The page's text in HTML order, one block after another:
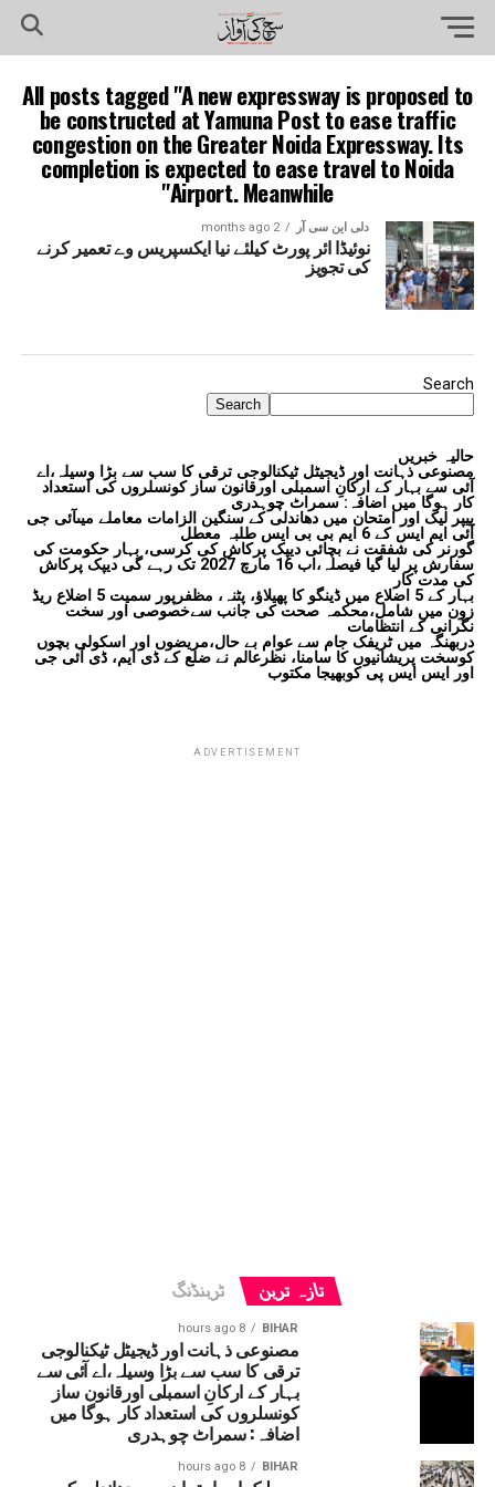
All posts tagged "A new expressway is proposed to
be constructed at Yamuna Post to ease traffic
congestion on the Greater Noida Expressway. Its
completion is expected to ease travel to Noida
Airport. Meanwhile"
دلی این سی آر 2 months ago
نوئیڈا ائر پورٹ کیلئے نیا ایکسپریس وے تعمیر کرنے
کی تجویز
Search
Search
حالیہ خبریں
مصنوعی ذہانت اور ڈیجیٹل ٹیکنالوجی ترقی کا سب سے بڑا وسیلہ،اے
آئی سے بہار کے ارکانِ اسمبلی اورقانون ساز کونسلروں کی استعداد
کار ہوگا میں اضافہ: سمراٹ چوہدری
پیپر لیک اور امتحان میں دھاندلی کے سنگین الزامات معاملے میںآئی جی
آئی ایم ایس کے 6 ایم بی بی ایس طلبہ معطل
گورنر کی شفقت نے بچائی دیپک پرکاش کی کرسی، بہار حکومت کی
سفارش پر لیا گیا فیصلہ،اب 16 مارچ 2027 تک رہے گی دیپک پرکاش
کی مدت کار
بہار کے 5 اضلاع میں ڈینگو کا پھیلاؤ، پٹنہ، مظفرپور سمیت 5 اضلاع ریڈ
زون میں شامل،محکمہ صحت کی جانب سےخصوصی اور سخت
نگرانی کے انتظامات
دربھنگہ میں ٹریفک جام سے عوام بے حال،مریضوں اور اسکولی بچوں
کوسخت پریشانیوں کا سامنا، نظرعالم نے ضلع کے ڈی ایم، ڈی آئی جی
اور ایس ایس پی کوبھیجا مکتوب
ADVERTISEMENT
تازہ ترین ٹرینڈنگ
BIHAR
8 hours ago
مصنوعی ذہانت اور ڈیجیٹل ٹیکنالوجی
ترقی کا سب سے بڑا وسیلہ،اے آئی سے
بہار کے ارکانِ اسمبلی اورقانون ساز
کونسلروں کی استعداد کار ہوگا میں
اضافہ: سمراٹ چوہدری
BIHAR
8 hours ago